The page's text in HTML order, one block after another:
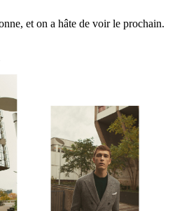
et on a hâte de voir le prochain.